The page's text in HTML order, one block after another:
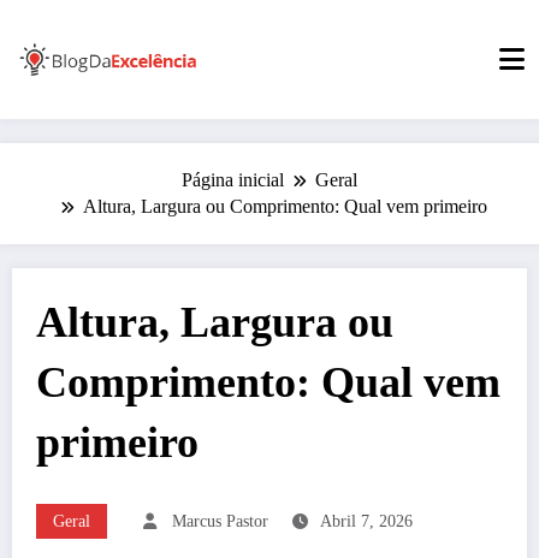
para
conteúdo
Página inicial
Geral
Altura, Largura ou Comprimento: Qual vem primeiro
Altura, Largura ou
Comprimento: Qual vem
primeiro
Geral Marcus Pastor Abril 7, 2026